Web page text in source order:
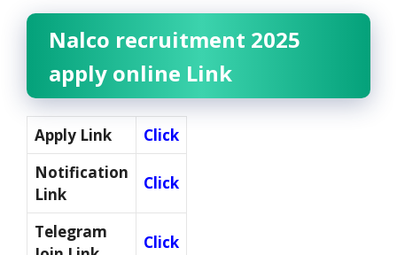
Nalco recruitment 2025
apply online Link
Apply Link
Click
Notification
Link
Click
Telegram
Click